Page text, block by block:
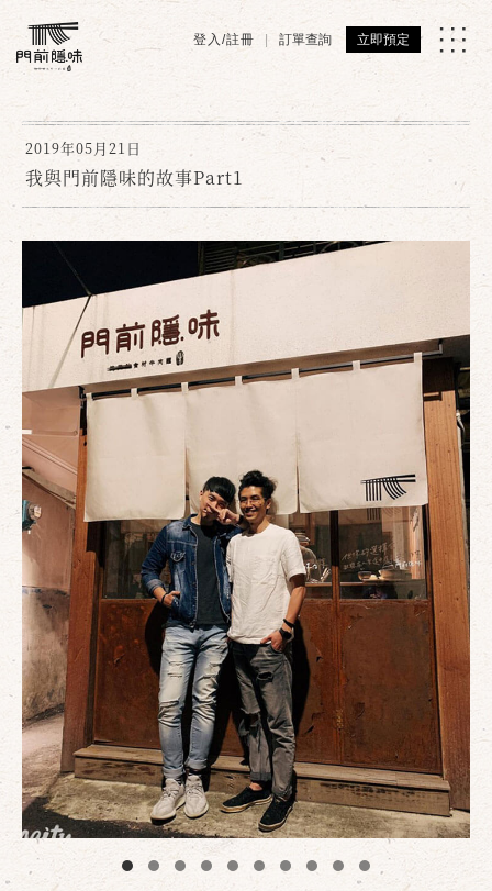
登入/註冊 訂單查詢 立即預定
2019年05月21日
我與門前隱味的故事Part1